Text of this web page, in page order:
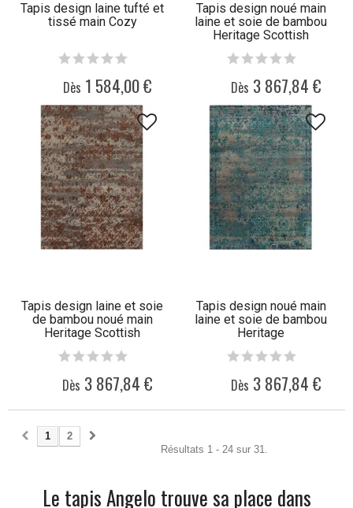
Tapis design laine tufté et
tissé main Cozy
Dès 1 584,00 €
Tapis design noué main
laine et soie de bambou
Heritage Scottish
Dès 3 867,84 €
Tapis design laine et soie
de bambou noué main
Heritage Scottish
Dès 3 867,84 €
Tapis design noué main
laine et soie de bambou
Heritage
Dès 3 867,84 €
1
2
Résultats 1 - 24 sur 31.
Le tapis Angelo trouve sa place dans